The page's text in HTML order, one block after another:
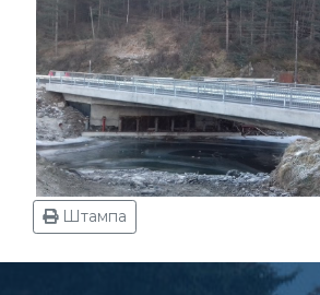
Штампа